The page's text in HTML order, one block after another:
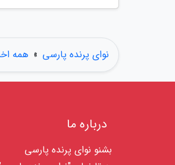
نوای پرنده پارسی » همه
درباره ما
بشنو نوای پرنده پارسی